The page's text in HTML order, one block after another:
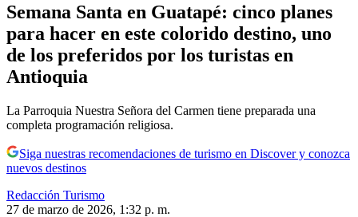
Semana Santa en Guatapé: cinco planes
para hacer en este colorido destino, uno
de los preferidos por los turistas en
Antioquia
La Parroquia Nuestra Señora del Carmen tiene preparada una
completa programación religiosa.
Siga nuestras recomendaciones de turismo en Discover y conozca
nuevos destinos
Redacción Turismo
27 de marzo de 2026, 1:32 p. m.